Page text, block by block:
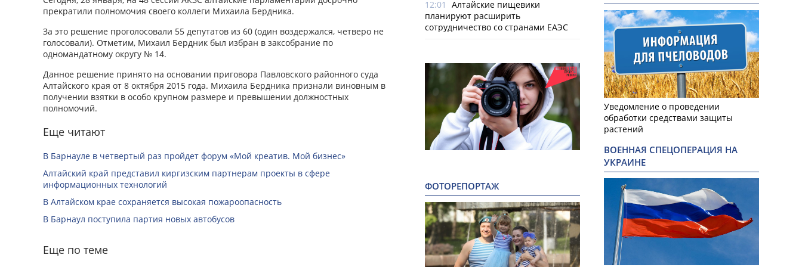
прекратили полномочия своего коллеги Михаила Бердника.
За это решение проголосовали 55 депутатов из 60 (один воздержался, четверо не
голосовали). Отметим, Михаил Бердник был избран в заксобрание по
одномандатному округу № 14.
Данное решение принято на основании приговора Павловского районного суда
Алтайского края от 8 октября 2015 года. Михаила Бердника признали виновным в
получении взятки в особо крупном размере и превышении должностных
полномочий.
Еще читают
В Барнауле в четвертый раз пройдет форум «Мой креатив. Мой бизнес»
Алтайский край представил киргизским партнерам проекты в сфере
информационных технологий
В Алтайском крае сохраняется высокая пожароопасность
В Барнаул поступила партия новых автобусов
Еще по теме
12:01
Алтайские пищевики
планируют расширить
сотрудничество со странами ЕАЭС
ФОТОРЕПОРТАЖ
Уведомление о проведении
обработки средствами защиты
растений
ВОЕННАЯ СПЕЦОПЕРАЦИЯ НА
УКРАИНЕ